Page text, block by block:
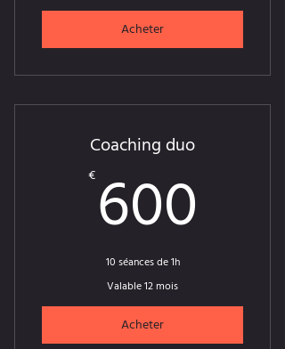
Acheter
Coaching duo
€ 600
10 séances de 1h
Valable 12 mois
Acheter